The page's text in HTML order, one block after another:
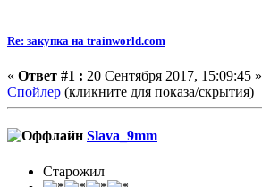
Re: закупка на trainworld.com
« Ответ #1 : 20 Сентября 2017, 15:09:45 »
Спойлер (кликните для показа/скрытия)
Slava_9mm
Старожил